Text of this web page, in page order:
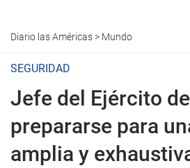
Diario las Américas> Mundo
SEGURIDAD
Jefe del Ejército
prepararse para
amplia y